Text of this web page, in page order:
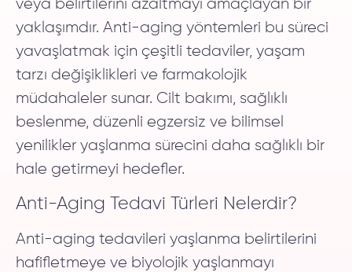
veya belirtilerini azaltmayı amaçlayan bir
yaklaşımdır. Anti-aging yöntemleri bu süreci
yavaşlatmak için çeşitli tedaviler, yaşam
tarzı değişiklikleri ve farmakolojik
müdahaleler sunar. Cilt bakımı, sağlıklı
beslenme, düzenli egzersiz ve bilimsel
yenilikler yaşlanma sürecini daha sağlıklı bir
hale getirmeyi hedefler.
Anti-Aging Tedavi Türleri Nelerdir?
Anti-aging tedavileri yaşlanma belirtilerini
hafifletmeye ve biyolojik yaşlanmayı